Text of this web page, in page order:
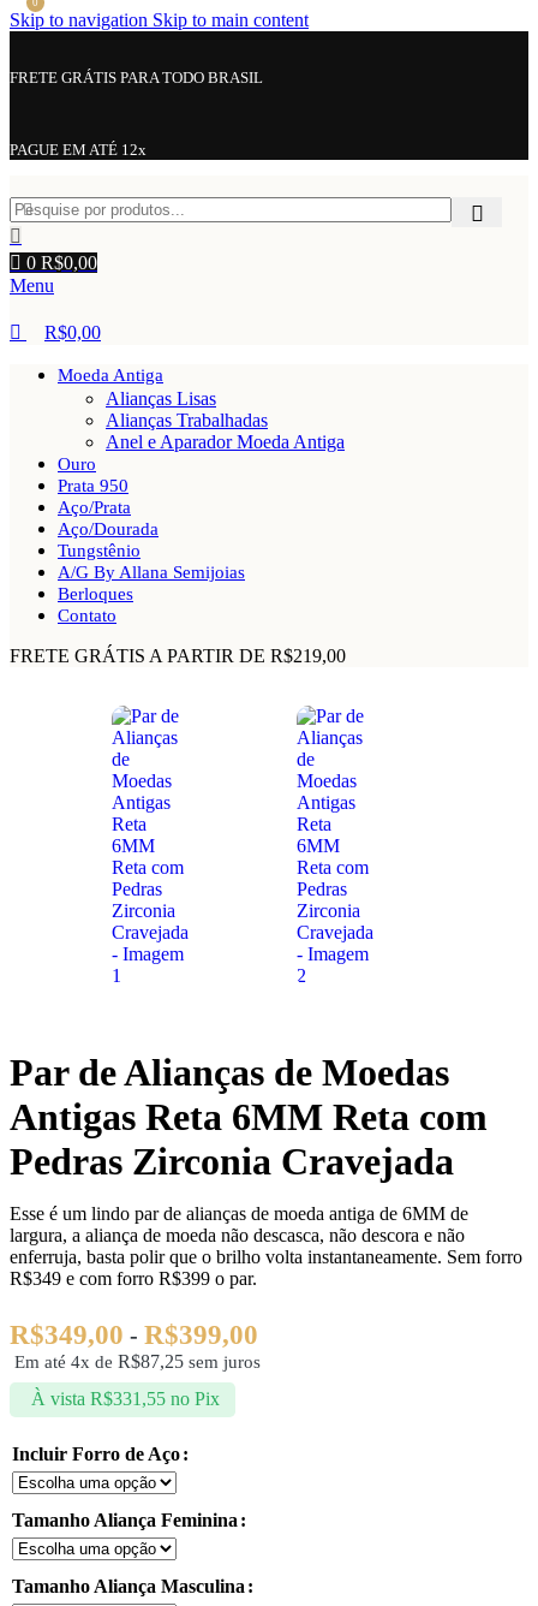
Skip to navigation Skip to main content
FRETE GRÁTIS PARA TODO BRASIL
PAGUE EM ATÉ 12x
0 R$0,00
Menu
0
R$0,00
Moeda Antiga
Alianças Lisas
Alianças Trabalhadas
Anel e Aparador Moeda Antiga
Ouro
Prata 950
Aço/Prata
Aço/Dourada
Tungstênio
A/G By Allana Semijoias
Berloques
Contato
FRETE GRÁTIS A PARTIR DE R$219,00
Par de Alianças de Moedas
Antigas Reta 6MM Reta com
Pedras Zirconia Cravejada
Esse é um lindo par de alianças de moeda antiga de 6MM de
largura, a aliança de moeda não descasca, não descora e não
enferruja, basta polir que o brilho volta instantaneamente. Sem forro
R$349 e com forro R$399 o par.
R$349,00 - R$399,00
Em até 4x de R$87,25 sem juros
À vista R$331,55 no Pix
Incluir Forro de Aço
Tamanho Aliança Feminina
Tamanho Aliança Masculina